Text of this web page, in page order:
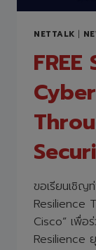
NETTALK |
ขอเรียนเชิญ
Resilience
Cisco” เพื่อ
Resilience